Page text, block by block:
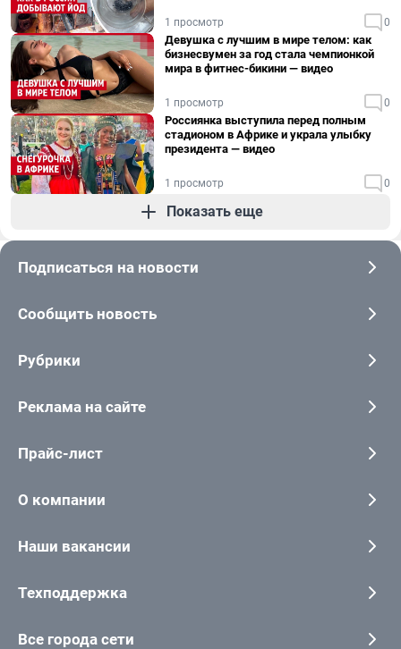
1 просмотр 0
Девушка с лучшим в мире телом: как
бизнесвумен за год стала чемпионкой
мира в фитнес-бикини — видео
1 просмотр 0
Россиянка выступила перед полным
стадионом в Африке и украла улыбку
президента — видео
1 просмотр 0
Показать еще
Подписаться на новости
Сообщить новость
Рубрики
Реклама на сайте
Прайс-лист
О компании
Наши вакансии
Техподдержка
Все города сети